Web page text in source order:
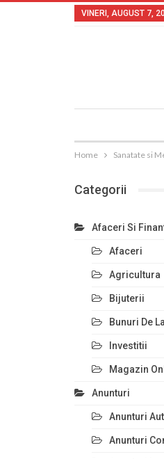
VINERI, AUGUST 7,
Home Sanatate si
Categorii
Afaceri Si
Afaceri
Agricultura
Bijuterii
Bunuri De
Investitii
Magazin
Anunturi
Anunturi
Anunturi